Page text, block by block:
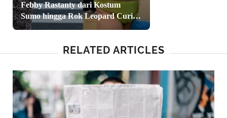
Febby Rastanty dari Kostum
Sumo hingga Rok Leopard Curi
Perhatian
RELATED ARTICLES